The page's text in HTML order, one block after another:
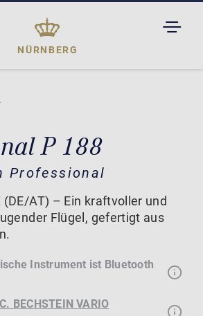
NÜRNBERG
P 188
Professional
(DE/AT) – Ein kraftvoller und
Flügel, gefertigt aus
Instrument ist Bluetooth
C. BECHSTEIN VARIO